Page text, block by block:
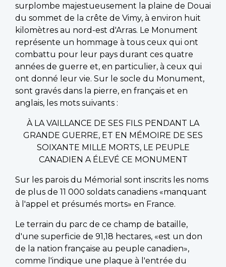
surplombe majestueusement la plaine de Douai
du sommet de la crête de Vimy, à environ huit
kilomètres au nord-est d'Arras. Le Monument
représente un hommage à tous ceux qui ont
combattu pour leur pays durant ces quatre
années de guerre et, en particulier, à ceux qui
ont donné leur vie. Sur le socle du Monument,
sont gravés dans la pierre, en français et en
anglais, les mots suivants :
À LA VAILLANCE DE SES FILS PENDANT LA
GRANDE GUERRE, ET EN MÉMOIRE DE SES
SOIXANTE MILLE MORTS, LE PEUPLE
CANADIEN A ÉLEVÉ CE MONUMENT
Sur les parois du Mémorial sont inscrits les noms
de plus de 11 000 soldats canadiens «manquant
à l'appel et présumés morts» en France.
Le terrain du parc de ce champ de bataille,
d'une superficie de 91,18 hectares, «est un don
de la nation française au peuple canadien»,
comme l'indique une plaque à l'entrée du